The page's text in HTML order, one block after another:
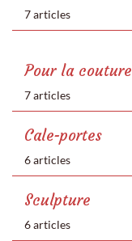
7 articles
Pour la couture
7 articles
Cale-portes
6 articles
Sculpture
6 articles